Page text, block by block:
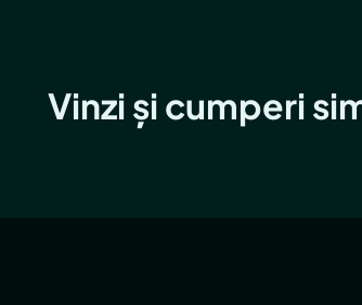
Vinzi și cumperi